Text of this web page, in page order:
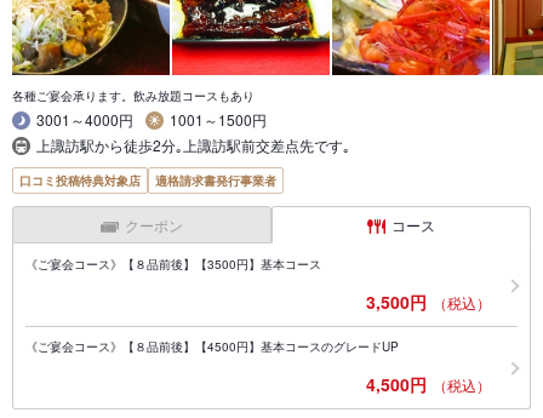
各種ご宴会承ります。飲み放題コースもあり
3001～4000円
1001～1500円
上諏訪駅から徒歩2分｡上諏訪駅前交差点先です｡
口コミ投稿特典対象店 適格請求書発行事業者
クーポン コース
《ご宴会コース》【８品前後】【3500円】基本コース
3,500円 （税込）
《ご宴会コース》【８品前後】【4500円】基本コースのグレードUP
4,500円 （税込）